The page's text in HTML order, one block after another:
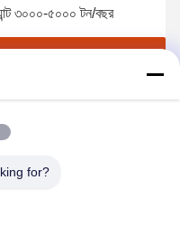
৩০০০-৫০০০ টন/বছর
for?